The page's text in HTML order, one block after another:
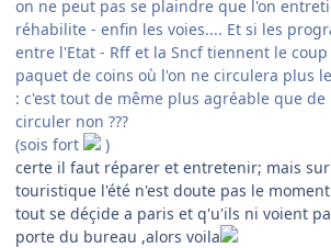
on ne peut pas se plaindre que l'on
réhabilite - enfin les voies.... Et si les
entre l'Etat - Rff et la Sncf tiennent le
paquet de coins où l'on ne circulera plus
: c'est tout de même plus agréable que
circuler non ???
(sois fort
)
certe il faut réparer et entretenir; mais
touristique l'été n'est doute pas le
tout se déçide a paris et q'u'ils ni voient
porte du bureau ,alors voila